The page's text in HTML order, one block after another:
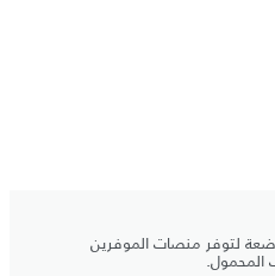
لتوفر منصات الموفرين
المحمول.